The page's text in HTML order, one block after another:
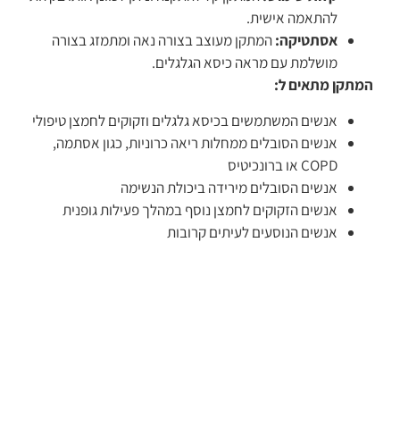
להתאמה אישית.
אסתטיקה:המתקן מעוצב בצורה נאה ומתמזג בצורה
מושלמת עם מראה כיסא הגלגלים.
המתקן מתאים ל:
אנשים המשתמשים בכיסא גלגלים וזקוקים לחמצן טיפולי
אנשים הסובלים ממחלות ריאה כרוניות, כגון אסתמה,
COPD או ברונכיטיס
אנשים הסובלים מירידה ביכולת הנשימה
אנשים הזקוקים לחמצן נוסף במהלך פעילות גופנית
אנשים הנוסעים לעיתים קרובות